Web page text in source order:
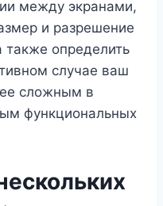
между экранами,
и разрешение
определить
случае ваш
сложным в
функциональных